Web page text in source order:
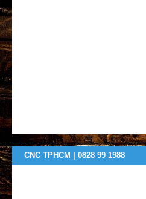
CNC TPHCM | 0828 99 1988